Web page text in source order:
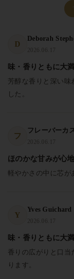
D
Deborah
2026.06.17
味・香りともに大
芳醇な香りと深い味
した。
フ
フレーバーカ
2026.06.17
ほのかな甘みが心
軽やかさの中に芯が
Y
Yves Guichard
2026.06.17
味・香りともに大
香りの広がりと口当
ります。